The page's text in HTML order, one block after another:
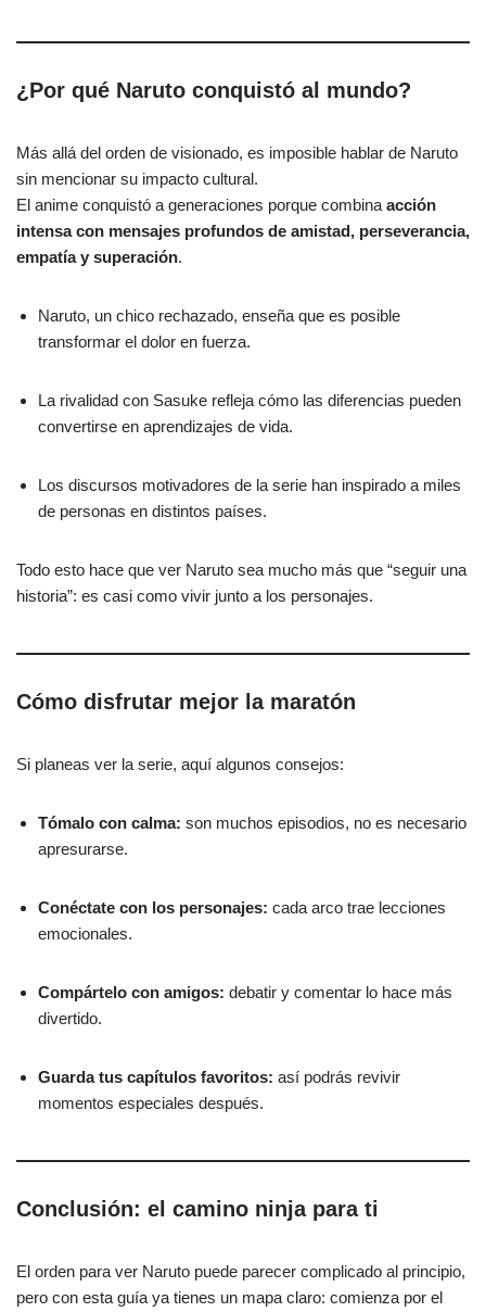
¿Por qué Naruto conquistó al mundo?
Más allá del orden de visionado, es imposible hablar de Naruto
sin mencionar su impacto cultural.
El anime conquistó a generaciones porque combina acción
intensa con mensajes profundos de amistad, perseverancia,
empatía y superación.
Naruto, un chico rechazado, enseña que es posible
transformar el dolor en fuerza.
La rivalidad con Sasuke refleja cómo las diferencias pueden
convertirse en aprendizajes de vida.
Los discursos motivadores de la serie han inspirado a miles
de personas en distintos países.
Todo esto hace que ver Naruto sea mucho más que “seguir una
historia”: es casi como vivir junto a los personajes.
Cómo disfrutar mejor la maratón
Si planeas ver la serie, aquí algunos consejos:
Tómalo con calma: son muchos episodios, no es necesario
apresurarse.
Conéctate con los personajes: cada arco trae lecciones
emocionales.
Compártelo con amigos: debatir y comentar lo hace más
divertido.
Guarda tus capítulos favoritos: así podrás revivir
momentos especiales después.
Conclusión: el camino ninja para ti
El orden para ver Naruto puede parecer complicado al principio,
pero con esta guía ya tienes un mapa claro: comienza por el